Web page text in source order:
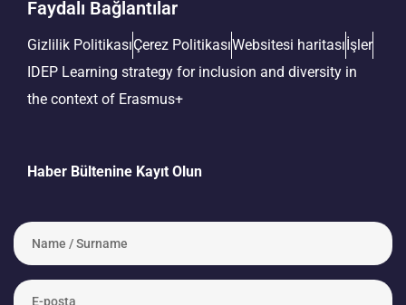
Faydalı Bağlantılar
Gizlilik PolitikasıÇerez PolitikasıWebsitesi haritası İşler
IDEP Learning strategy for inclusion and diversity in
the context of Erasmus+
Haber Bültenine Kayıt Olun
N
a
m
e
E